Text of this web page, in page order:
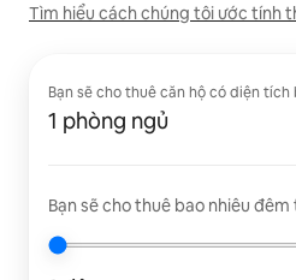
Tìm hiểu cách chúng tôi ước tính
Bạn sẽ cho thuê căn hộ có diện tích
1 phòng ngủ
Bạn sẽ cho thuê bao nhiêu